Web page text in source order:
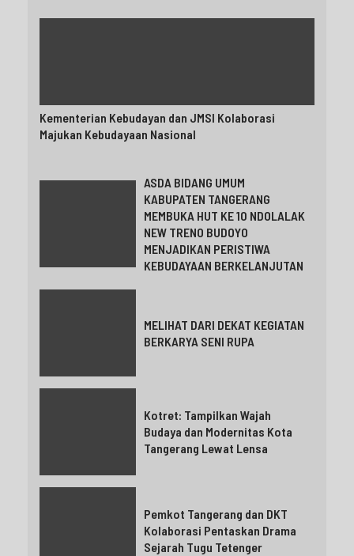
Kementerian Kebudayan dan JMSI Kolaborasi
Majukan Kebudayaan Nasional
ASDA BIDANG UMUM
KABUPATEN TANGERANG
MEMBUKA HUT KE 10 NDOLALAK
NEW TRENO BUDOYO
MENJADIKAN PERISTIWA
KEBUDAYAAN BERKELANJUTAN
MELIHAT DARI DEKAT KEGIATAN
BERKARYA SENI RUPA
Kotret: Tampilkan Wajah
Budaya dan Modernitas Kota
Tangerang Lewat Lensa
Pemkot Tangerang dan DKT
Kolaborasi Pentaskan Drama
Sejarah Tugu Tetenger